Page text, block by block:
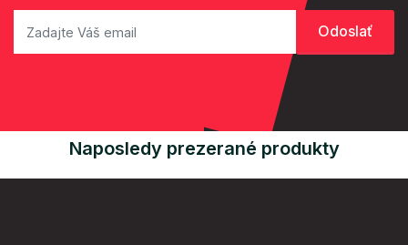
Naposledy prezerané produkty